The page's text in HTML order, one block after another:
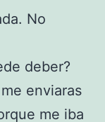
No
deber?
enviaras
me iba